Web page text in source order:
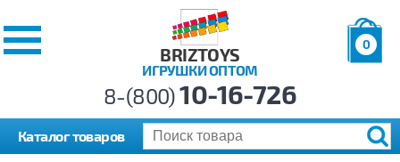
BRIZTOYS
ИГРУШКИ ОПТОМ
0
р.
8-(800)10-16-726
Каталог товаров